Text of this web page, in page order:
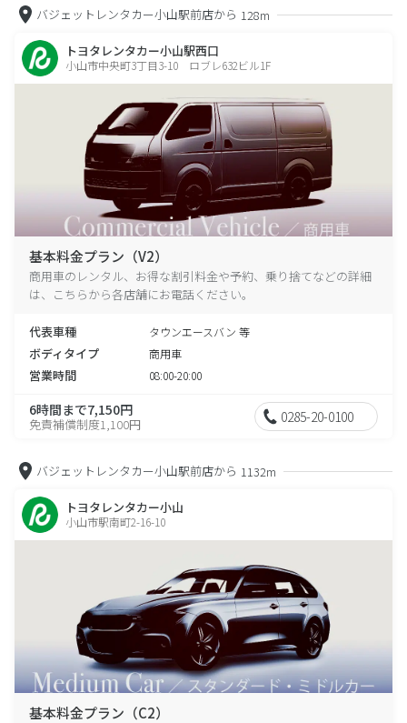
バジェットレンタカー小山駅前店から 128m
トヨタレンタカー小山駅西口
小山市中央町3丁目3-10 ロブレ632ビル1F
基本料金プラン（V2）
商用車のレンタル、お得な割引料金や予約、乗り捨てなどの詳細
は、こちらから各店舗にお電話ください。
代表車種 タウンエースバン 等
ボディタイプ 商用車
営業時間 08:00-20:00
6時間まで7,150円
免責補償制度1,100円 0285-20-0100
バジェットレンタカー小山駅前店から 1132m
トヨタレンタカー小山
小山市駅南町2-16-10
基本料金プラン（C2）